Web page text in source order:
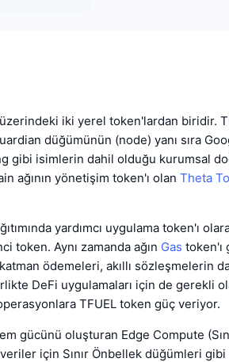
iki yerel token'lardan biridir.
düğümünün (node) yanı sıra
gibi isimlerin dahil olduğu kurumsal
ağının yönetişim token'ı olan Theta
yardımcı uygulama token'ı
token. Aynı zamanda ağın Gas token'ı
ödemeleri, akıllı sözleşmelerin
DeFi uygulamaları için de gerekli
TFUEL token güç veriyor.
gücünü oluşturan Edge Compute
için Sınır Önbellek düğümleri gibi